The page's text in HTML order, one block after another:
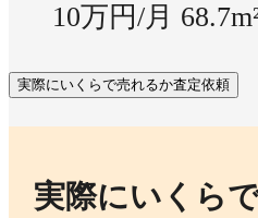
10万円/月
実際にいくらで売れるか査定依頼
実際にいくら